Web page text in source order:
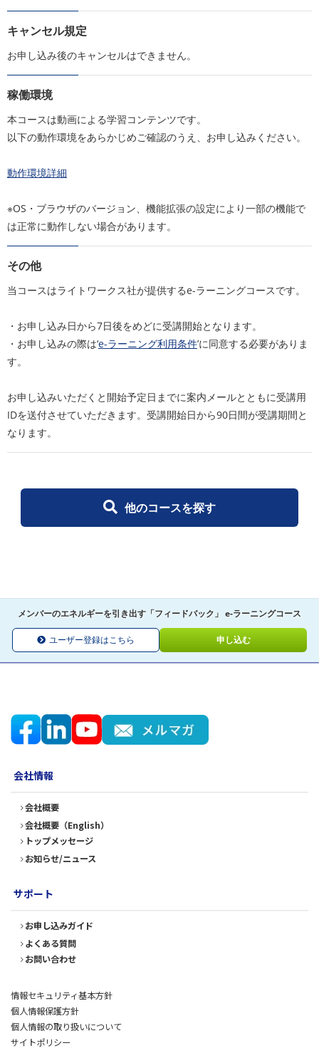
キャンセル規定
お申し込み後のキャンセルはできません。
稼働環境
本コースは動画による学習コンテンツです。
以下の動作環境をあらかじめご確認のうえ、お申し込みください。
動作環境詳細
※OS・ブラウザのバージョン、機能拡張の設定により一部の機能で
は正常に動作しない場合があります。
その他
当コースはライトワークス社が提供するe-ラーニングコースです。
・お申し込み日から7日後をめどに受講開始となります。
・お申し込みの際は‘e-ラーニング利用条件’に同意する必要がありま
す。
お申し込みいただくと開始予定日までに案内メールとともに受講用
IDを送付させていただきます。受講開始日から90日間が受講期間と
なります。
他のコースを探す
メンバーのエネルギーを引き出す「フィードバック」 e-ラーニングコース
ユーザー登録はこちら 申し込む
会社情報
会社概要
会社概要（English）
トップメッセージ
お知らせ/ニュース
サポート
お申し込みガイド
よくある質問
お問い合わせ
情報セキュリティ基本方針
個人情報保護方針
個人情報の取り扱いについて
サイトポリシー